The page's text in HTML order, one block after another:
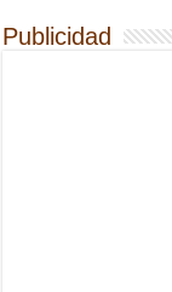
Publicidad